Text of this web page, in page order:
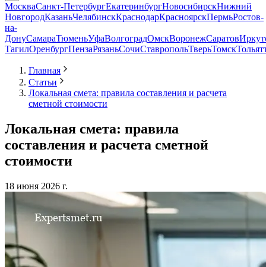
МоскваСанкт-ПетербургЕкатеринбургНовосибирскНижний
НовгородКазаньЧелябинскКраснодарКрасноярскПермьРостов-
на-
ДонуСамараТюменьУфаВолгоградОмскВоронежСаратов
ТагилОренбургПензаРязаньСочиСтавропольТверьТомск
Главная
Статьи
Локальная смета: правила составления и расчета
сметной стоимости
Локальная смета: правила
составления и расчета сметной
стоимости
18 июня 2026 г.